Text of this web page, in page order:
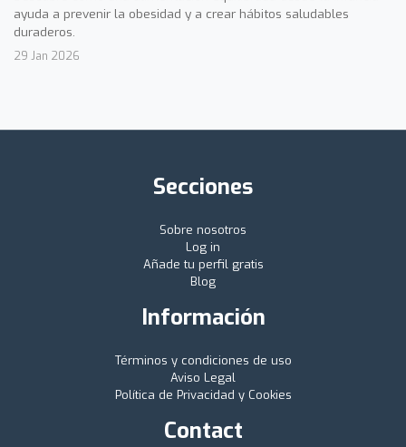
ayuda a prevenir la obesidad y a crear hábitos saludables
duraderos.
29 Jan 2026
Secciones
Sobre nosotros
Log in
Añade tu perfil gratis
Blog
Información
Términos y condiciones de uso
Aviso Legal
Política de Privacidad y Cookies
Contact